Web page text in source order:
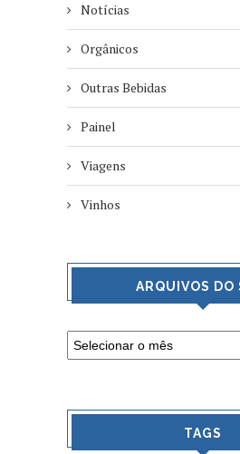
Notícias
Orgânicos
Outras Bebidas
Painel
Viagens
Vinhos
ARQUIVOS DO
TAGS